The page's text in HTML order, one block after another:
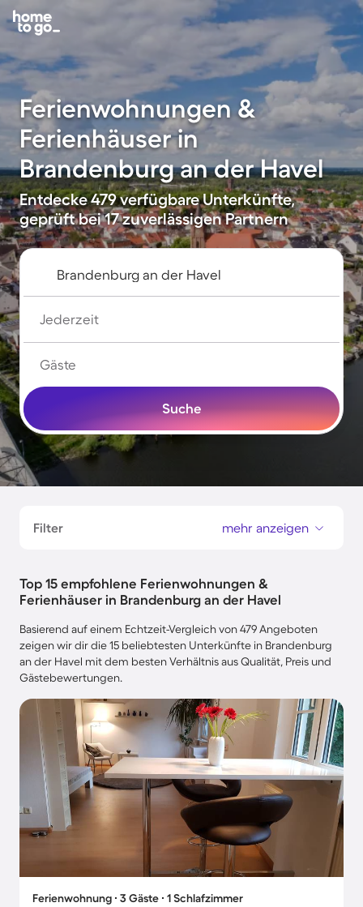
Ferienwohnungen &
Ferienhäuser in
Brandenburg an der Havel
Entdecke 479 verfügbare Unterkünfte,
geprüft bei 17 zuverlässigen Partnern
Jederzeit
Gäste
Suche
Filter mehr anzeigen
Top 15 empfohlene Ferienwohnungen &
Ferienhäuser in Brandenburg an der Havel
Basierend auf einem Echtzeit-Vergleich von 479 Angeboten
zeigen wir dir die 15 beliebtesten Unterkünfte in Brandenburg
an der Havel mit dem besten Verhältnis aus Qualität, Preis und
Gästebewertungen.
Ferienwohnung ∙ 3 Gäste ∙ 1 Schlafzimmer